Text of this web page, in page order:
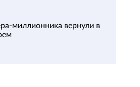
миллионника вернули в